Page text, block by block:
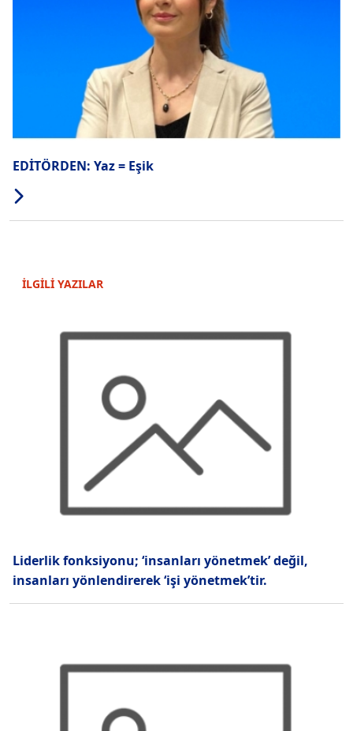
EDİTÖRDEN: Yaz = Eşik
İLGİLİ YAZILAR
Liderlik fonksiyonu; ‘insanları yönetmek’ değil,
insanları yönlendirerek ‘işi yönetmek’tir.